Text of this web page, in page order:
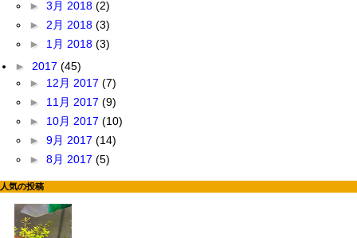
► 3月 2018 (2)
► 2月 2018 (3)
► 1月 2018 (3)
► 2017 (45)
► 12月 2017 (7)
► 11月 2017 (9)
► 10月 2017 (10)
► 9月 2017 (14)
► 8月 2017 (5)
人気の投稿